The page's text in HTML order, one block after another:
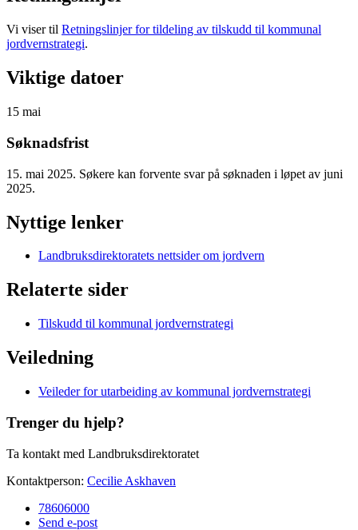
Vi viser til Retningslinjer for tildeling av tilskudd til kommunal
jordvernstrategi.
Viktige datoer
15 mai
Søknadsfrist
15. mai 2025. Søkere kan forvente svar på søknaden i løpet av juni
2025.
Nyttige lenker
Landbruksdirektoratets nettsider om jordvern
Relaterte sider
Tilskudd til kommunal jordvernstrategi
Veiledning
Veileder for utarbeiding av kommunal jordvernstrategi
Trenger du hjelp?
Ta kontakt med Landbruksdirektoratet
Kontaktperson: Cecilie Askhaven
78606000
Send e-post